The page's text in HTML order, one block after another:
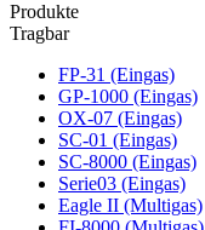
Produkte
Tragbar
FP-31 (Eingas)
GP-1000 (Eingas)
OX-07 (Eingas)
SC-01 (Eingas)
SC-8000 (Eingas)
Serie03 (Eingas)
Eagle II (Multigas)